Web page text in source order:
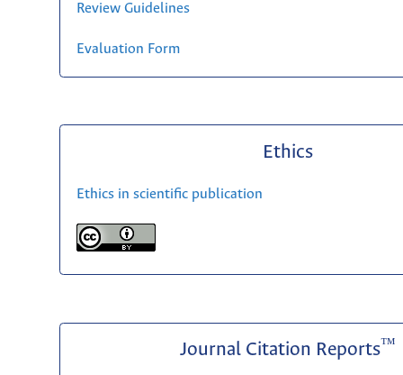
Review Guidelines
Evaluation Form
Ethics
Ethics in scientific publication
Journal Citation Reports™